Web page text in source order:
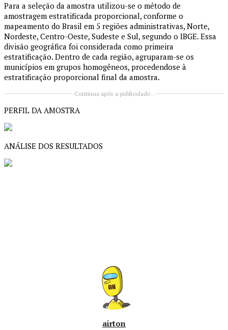
Para a seleção da amostra utilizou-se o método de
amostragem estratificada proporcional, conforme o
mapeamento do Brasil em 5 regiões administrativas, Norte,
Nordeste, Centro-Oeste, Sudeste e Sul, segundo o IBGE. Essa
divisão geográfica foi considerada como primeira
estratificação. Dentro de cada região, agruparam-se os
municípios em grupos homogêneos, procedendose à
estratificação proporcional final da amostra.
Continua após a publicidade..
PERFIL DA AMOSTRA
ANÁLISE DOS RESULTADOS
airton